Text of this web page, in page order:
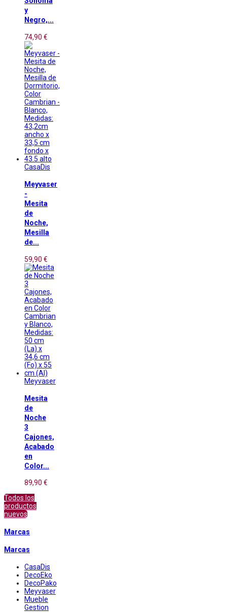
y
Negro,...
74,90 €
CasaDis
Meyvaser
-
Mesita
de
Noche,
Mesilla
de...
59,90 €
Meyvaser
Mesita
de
Noche
3
Cajones,
Acabado
en
Color...
89,90 €
Todos los
productos
nuevos
Marcas
Marcas
CasaDis
DecoEko
DecoPako
Meyvaser
Mueble
Gestion